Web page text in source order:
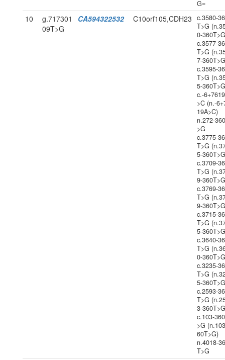
G=
10
g.717301
09T>G
CA594322532 C10orf105,CDH23
c.3580-
T>G
0-
c.3577-
T>G
7-
c.3595-
T>G
5-
c.-
>C (n.-
19A>C)
n.272-
>G
c.3775-
T>G
5-
c.3709-
T>G
9-
c.3769-
T>G
9-
c.3715-
T>G
5-
c.3640-
T>G
0-
c.3235-
T>G
5-
c.2593-
T>G
3-
c.103-
>G
60T>G)
n.4018-
T>G